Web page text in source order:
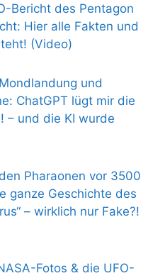
Bericht des Pentagon
Hier alle Fakten und
(Video)
und
ChatGPT lügt mir die
– und die KI wurde
Pharaonen vor 3500
ganze Geschichte des
– wirklich nur Fake?!
Fotos & die UFO-